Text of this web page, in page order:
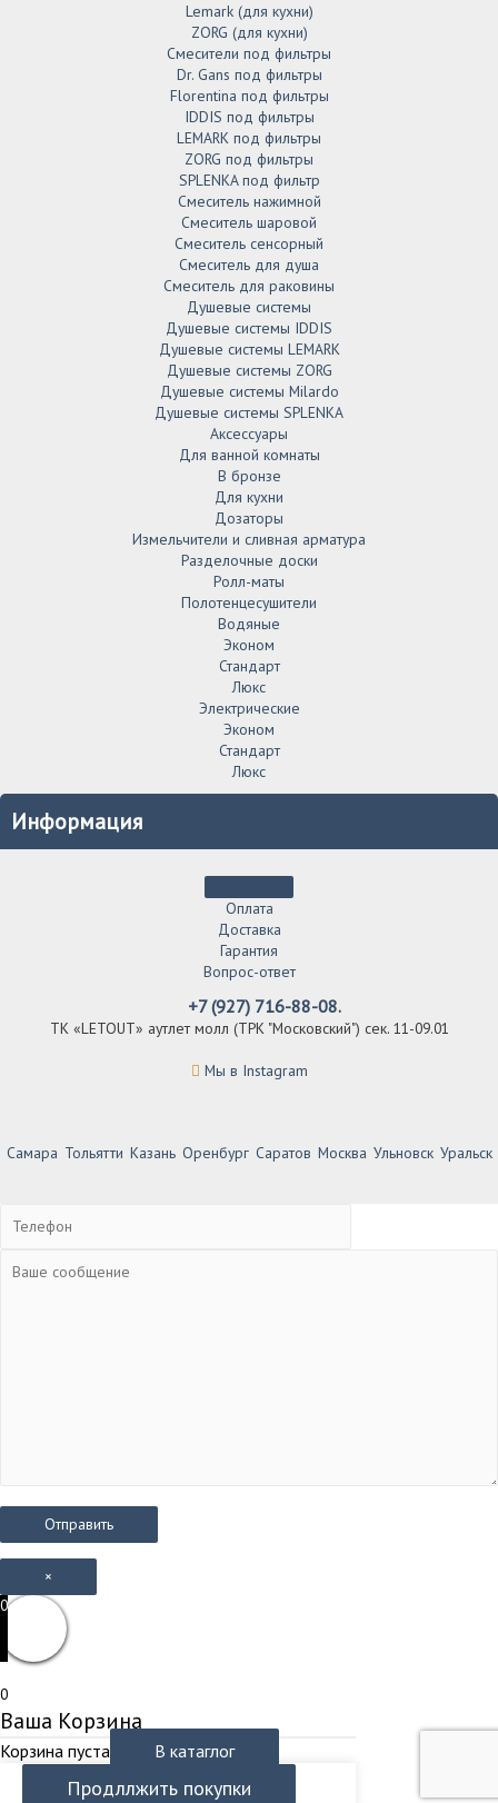
Lemark (для кухни)
ZORG (для кухни)
Смесители под фильтры
Dr. Gans под фильтры
Florentina под фильтры
IDDIS под фильтры
LEMARK под фильтры
ZORG под фильтры
SPLENKA под фильтр
Смеситель нажимной
Смеситель шаровой
Смеситель сенсорный
Смеситель для душа
Смеситель для раковины
Душевые системы
Душевые системы IDDIS
Душевые системы LEMARK
Душевые системы ZORG
Душевые системы Milardo
Душевые системы SPLENKA
Аксессуары
Для ванной комнаты
В бронзе
Для кухни
Дозаторы
Измельчители и сливная арматура
Разделочные доски
Ролл-маты
Полотенцесушители
Водяные
Эконом
Стандарт
Люкс
Электрические
Эконом
Стандарт
Люкс
Информация
Оплата
Доставка
Гарантия
Вопрос-ответ
+7 (927) 716-88-08.
ТК «LETOUT» аутлет молл (ТРК "Московский") сек. 11-09.01
Мы в Instagram
Самара Тольятти Казань Оренбург Саратов Москва Ульновск Уральск
×
0
0
Ваша Корзина
Корзина пуста В катаглог
Продллжить покупки